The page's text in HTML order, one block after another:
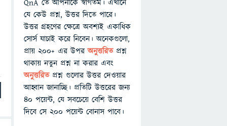
QnA তে আপনাকে স্বাগতম। এখানে
যে কেউ প্রশ্ন, উত্তর দিতে পারে।
উত্তর গ্রহণের ক্ষেত্রে অবশ্যই একাধিক
সোর্স যাচাই করে নিবেন। অনেকগুলো,
প্রায় ২০০+ এর উপরঅনুত্তরিতপ্রশ্ন
থাকায় নতুন প্রশ্ন না করার এবং
অনুত্তরিত প্রশ্ন গুলোর উত্তর দেওয়ার
আহ্বান জানাচ্ছি। প্রতিটি উত্তরের জন্য
৪০ পয়েন্ট, যে সবচেয়ে বেশি উত্তর
দিবে সে ২০০ পয়েন্ট বোনাস পাবে।